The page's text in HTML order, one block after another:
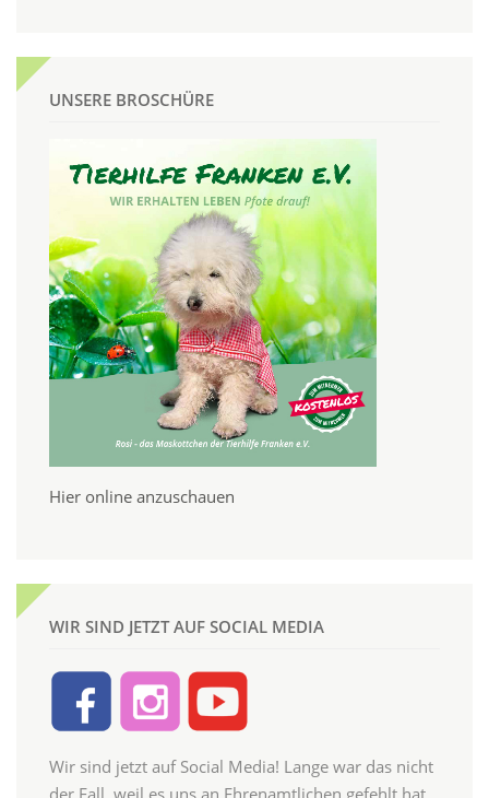
UNSERE BROSCHÜRE
Hier online anzuschauen
WIR SIND JETZT AUF SOCIAL MEDIA
Wir sind jetzt auf Social Media! Lange war das nicht
der Fall, weil es uns an Ehrenamtlichen gefehlt hat,